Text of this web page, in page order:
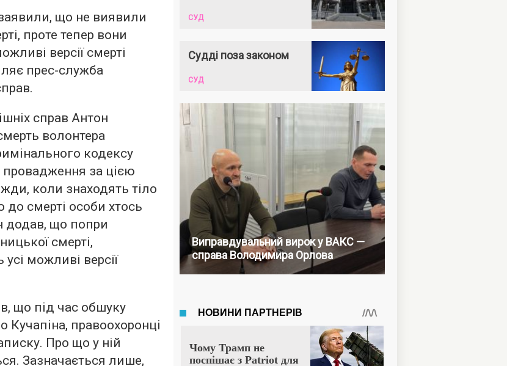
що не виявили
проте тепер вони
версії смерті
прес-служба
справ Антон
волонтера
кодексу
за цією
коли знаходять тіло
смерті особи хтось
додав, що попри
смерті,
усі можливі версії
що під час обшуку
Кучапіна, правоохоронці
Про що у ній
Зазначається лише,
СУД
Судді поза законом
СУД
Виправдувальний вирок у ВАКС —
справа Володимира Орлова